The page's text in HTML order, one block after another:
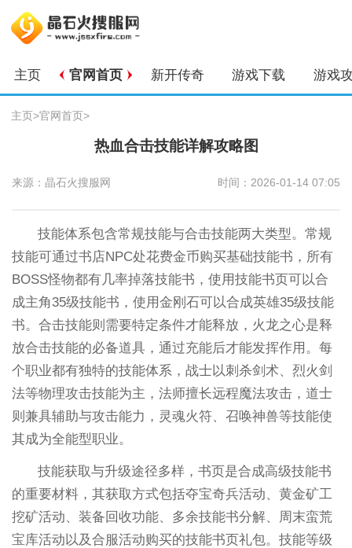
主页 官网首页 新开传奇 游戏下载 游戏
主页>官网首页>
热血合击技能详解攻略图
来源：晶石火搜服网 时间：2026-01-14 07:05
技能体系包含常规技能与合击技能两大类型。常规
技能可通过书店NPC处花费金币购买基础技能书，所有
BOSS怪物都有几率掉落技能书，使用技能书页可以合
成主角35级技能书，使用金刚石可以合成英雄35级技能
书。合击技能则需要特定条件才能释放，火龙之心是释
放合击技能的必备道具，通过充能后才能发挥作用。每
个职业都有独特的技能体系，战士以刺杀剑术、烈火剑
法等物理攻击技能为主，法师擅长远程魔法攻击，道士
则兼具辅助与攻击能力，灵魂火符、召唤神兽等技能使
其成为全能型职业。
技能获取与升级途径多样，书页是合成高级技能书
的重要材料，其获取方式包括夺宝奇兵活动、黄金矿工
挖矿活动、装备回收功能、多余技能书分解、周末蛮荒
宝库活动以及合服活动购买的技能书页礼包。技能等级